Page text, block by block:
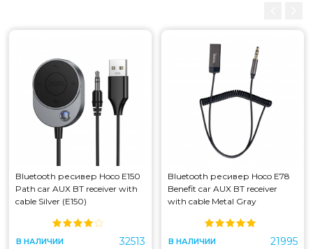
Bluetooth ресивер Hoco E150
Path car AUX BT receiver with
cable Silver (E150)
В НАЛИЧИИ 32513
Bluetooth ресивер Hoco E78
Benefit car AUX BT receiver
with cable Metal Gray
В НАЛИЧИИ 21995